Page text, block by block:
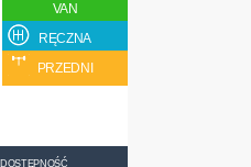
VAN
RĘCZNA
PRZEDNI
DOSTĘPNOŚĆ